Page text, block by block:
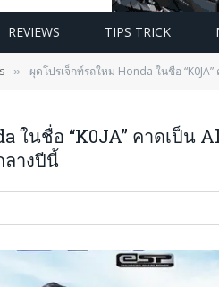
REVIEWS TIPS TRICK
» ผุดโปรเจ็กท์รถใหม่ Honda ในชื่อ
ในชื่อ “K0JA” คาดเป็น
ลางปีนี้